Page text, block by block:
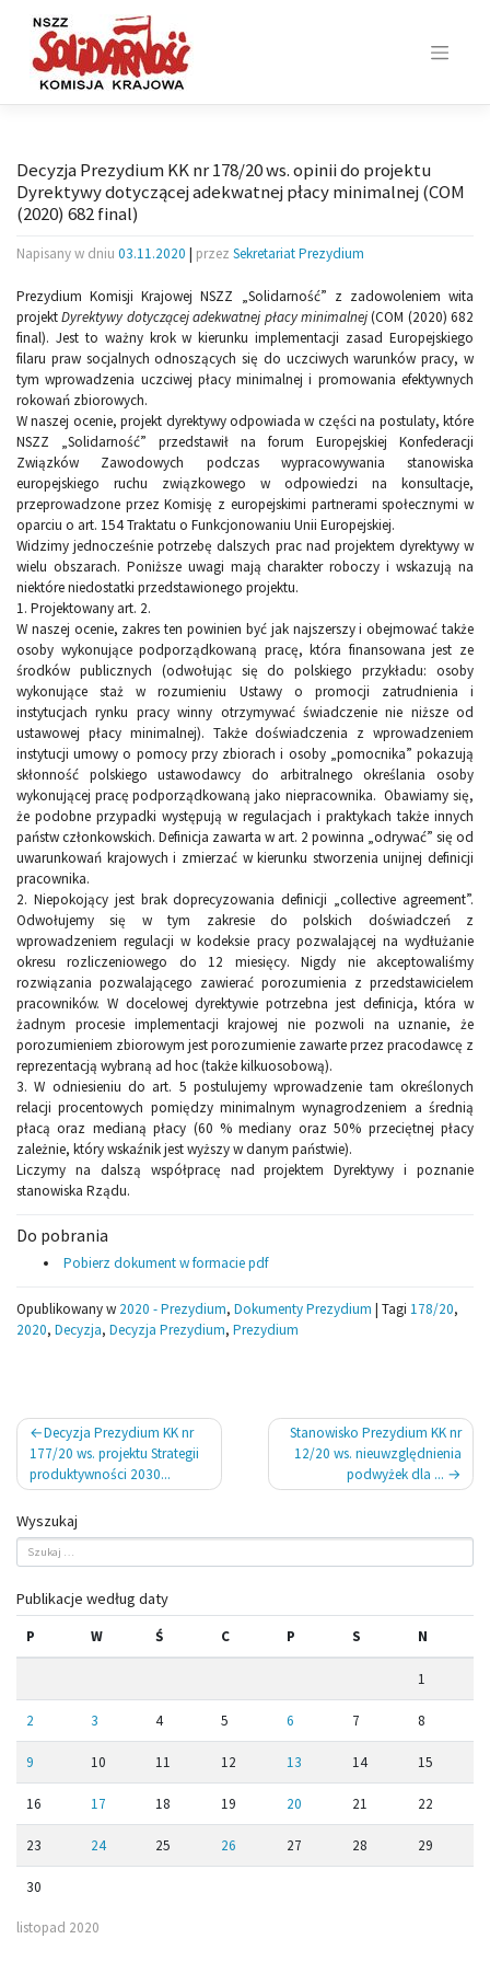
content
Decyzja Prezydium KK nr 178/20 ws. opinii do projektu
Dyrektywy dotyczącej adekwatnej płacy minimalnej (COM
(2020) 682 final)
Napisany w dniu 03.11.2020 | przez Sekretariat Prezydium
Prezydium Komisji Krajowej NSZZ „Solidarność” z zadowoleniem wita
projektDyrektywy dotyczącej adekwatnej płacy minimalnej(COM (2020) 682
final). Jest to ważny krok w kierunku implementacji zasad Europejskiego
filaru praw socjalnych odnoszących się do uczciwych warunków pracy, w
tym wprowadzenia uczciwej płacy minimalnej i promowania efektywnych
rokowań zbiorowych.
W naszej ocenie, projekt dyrektywy odpowiada w części na postulaty, które
NSZZ „Solidarność” przedstawił na forum Europejskiej Konfederacji
Związków Zawodowych podczas wypracowywania stanowiska
europejskiego ruchu związkowego w odpowiedzi na konsultacje,
przeprowadzone przez Komisję z europejskimi partnerami społecznymi w
oparciu o art. 154 Traktatu o Funkcjonowaniu Unii Europejskiej.
Widzimy jednocześnie potrzebę dalszych prac nad projektem dyrektywy w
wielu obszarach. Poniższe uwagi mają charakter roboczy i wskazują na
niektóre niedostatki przedstawionego projektu.
1. Projektowany art. 2.
W naszej ocenie, zakres ten powinien być jak najszerszy i obejmować także
osoby wykonujące podporządkowaną pracę, która finansowana jest ze
środków publicznych (odwołując się do polskiego przykładu: osoby
wykonujące staż w rozumieniu Ustawy o promocji zatrudnienia i
instytucjach rynku pracy winny otrzymywać świadczenie nie niższe od
ustawowej płacy minimalnej). Także doświadczenia z wprowadzeniem
instytucji umowy o pomocy przy zbiorach i osoby „pomocnika” pokazują
skłonność polskiego ustawodawcy do arbitralnego określania osoby
wykonującej pracę podporządkowaną jako niepracownika. Obawiamy się,
że podobne przypadki występują w regulacjach i praktykach także innych
państw członkowskich. Definicja zawarta w art. 2 powinna „odrywać” się od
uwarunkowań krajowych i zmierzać w kierunku stworzenia unijnej definicji
pracownika.
2. Niepokojący jest brak doprecyzowania definicji „collective agreement”.
Odwołujemy się w tym zakresie do polskich doświadczeń z
wprowadzeniem regulacji w kodeksie pracy pozwalającej na wydłużanie
okresu rozliczeniowego do 12 miesięcy. Nigdy nie akceptowaliśmy
rozwiązania pozwalającego zawierać porozumienia z przedstawicielem
pracowników. W docelowej dyrektywie potrzebna jest definicja, która w
żadnym procesie implementacji krajowej nie pozwoli na uznanie, że
porozumieniem zbiorowym jest porozumienie zawarte przez pracodawcę z
reprezentacją wybraną ad hoc (także kilkuosobową).
3. W odniesieniu do art. 5 postulujemy wprowadzenie tam określonych
relacji procentowych pomiędzy minimalnym wynagrodzeniem a średnią
płacą oraz medianą płacy (60 % mediany oraz 50% przeciętnej płacy
zależnie, który wskaźnik jest wyższy w danym państwie).
Liczymy na dalszą współpracę nad projektem Dyrektywy i poznanie
stanowiska Rządu.
Do pobrania
Pobierz dokument w formacie pdf
Opublikowany w 2020 - Prezydium, Dokumenty Prezydium | Tagi 178/20,
2020, Decyzja, Decyzja Prezydium, Prezydium
Nawigacja
wpisu
Decyzja Prezydium KK nr
177/20 ws. projektu Strategii
produktywności 2030...
Stanowisko Prezydium KK nr
12/20 ws. nieuwzględnienia
podwyżek dla ...
Wyszukaj
Publikacje według daty
listopad 2020
P W Ś C P S N
1
2 3 4 5 6 7 8
9 10 11 12 13 14 15
16 17 18 19 20 21 22
23 24 25 26 27 28 29
30